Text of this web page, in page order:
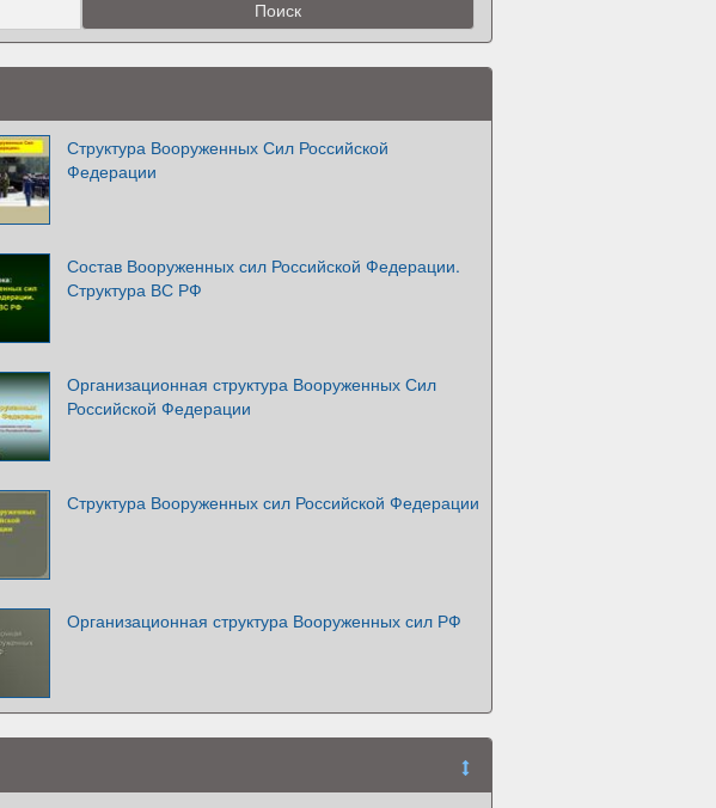
Структура Вооруженных Сил Российской
Федерации
Состав Вооруженных сил Российской Федерации.
Структура ВС РФ
Организационная структура Вооруженных Сил
Российской Федерации
Структура Вооруженных сил Российской Федерации
Организационная структура Вооруженных сил РФ